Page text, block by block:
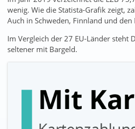
wenig. Wie die Statista-Grafik zeigt,
Auch in Schweden, Finnland und
Im Vergleich der 27 EU-Länder steht
seltener mit Bargeld.